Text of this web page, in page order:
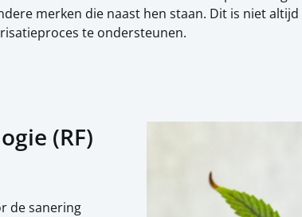
merken die naast hen staan. Dit is niet
te ondersteunen.
(RF)
de sanering